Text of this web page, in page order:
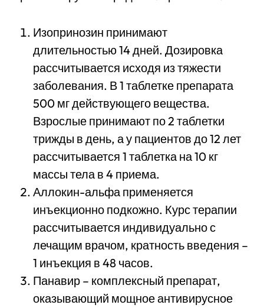
Изопринозин принимают
длительностью 14 дней. Дозировка
рассчитывается исходя из тяжести
заболевания. В 1 таблетке препарата
500 мг действующего вещества.
Взрослые принимают по 2 таблетки
трижды в день, а у пациентов до 12 лет
рассчитывается 1 таблетка на 10 кг
массы тела в 4 приема.
Аллокин-альфа применяется
инъекционно подкожно. Курс терапии
рассчитывается индивидуально с
лечащим врачом, кратность введения –
1 инъекция в 48 часов.
Панавир – комплексный препарат,
оказывающий мощное антивирусное